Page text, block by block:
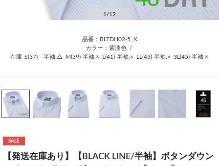
1 /12
品番：BLTDH02-5_X
カラー：紫淡色 /
在庫 S(37)－半袖:△ M(39)-半袖:× L(41)-半袖:× LL(43)-半袖:× 3L(45)-半袖:×
SALE
【発送在庫あり】【BLACK LINE/半袖】ボタンダウン